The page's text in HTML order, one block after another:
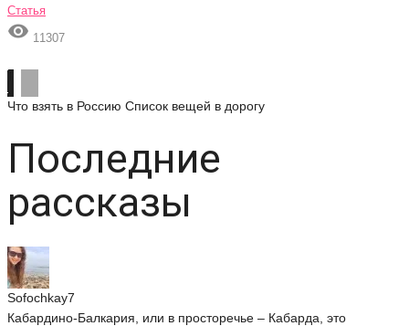
Статья
 11307
Что взять в Россию Список вещей в дорогу
Последние
рассказы
Sofochkay7
Кабардино-Балкария, или в просторечье – Кабарда, это